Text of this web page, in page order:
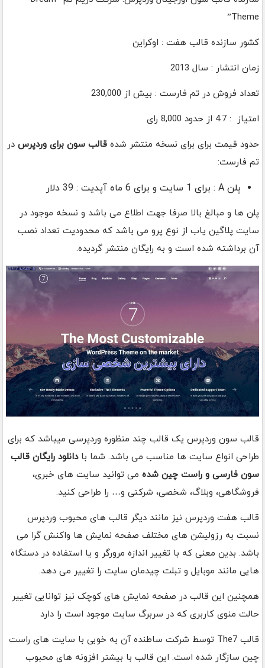
Theme”
کشور سازنده قالب هفت : اوکراین
زمان انتشار : سال 2013
تعداد فروش در تم فارست : بیش از 230,000
امتیاز : 4.7 از حدود 8,000 رای
حدود قیمت برای برای نسخه منتشر شده قالب سون برای وردپرس در
تم فارست:
پلن A : برای 1 سایت و برای 6 ماه آپدیت : 39 دلار
پلن ها و مبالغ بالا صرفا جهت اطلاع می باشد و نسخه موجود در
سایت پلاگین یاب از نوع پرو می باشد که محدودیت تعداد نصب
آن برداشته شده است و به رایگان منتشر گردیده.
قالب سون وردپرس یک قالب چند منظوره وردپرسی میباشد که برای
طراحی انواع سایت ها مناسب می باشد. شما بادانلود رایگان قالب
سون فارسی و راست چین شده می توانید سایت های خبری،
فروشگاهی، وبلاگ، شخصی، شرکتی و… را طراحی کنید.
قالب هفت وردپرس نیز مانند دیگر قالب های محبوب وردپرس
نسبت به رزولیشن های مختلف صفحه نمایش ها واکنش گرا می
باشد. بدین معنی که با تغییر اندازه مرورگر و یا استفاده در دستگاه
هایی مانند موبایل و تبلت چیدمان سایت را تغییر می دهد.
همچنین این قالب در صفحه نمایش های کوچک نیز توانایی تغییر
حالت منوی کاربری که در سربرگ سایت موجود است را دارد
قالب The7 توسط شرکت ساطنده آن به خوبی با سایت های راست
چین سازگار شده است. این قالب با بیشتر افزونه های محبوب